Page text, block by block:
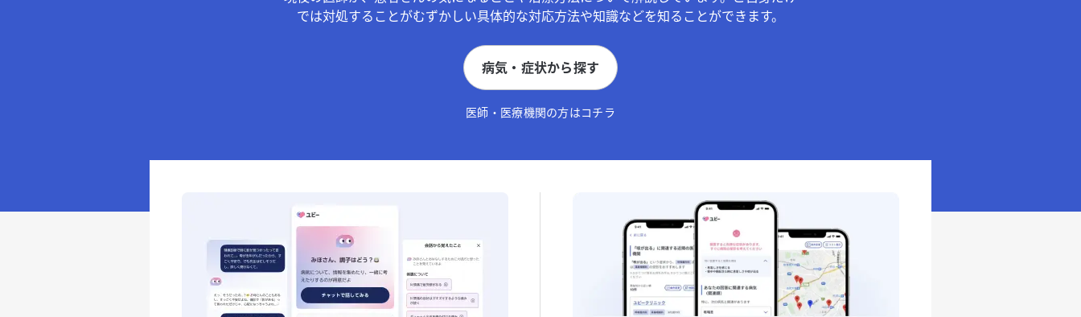
では対処することがむずかしい具体的な対応方法や知識などを知ることができます。
病気・症状から探す
医師・医療機関の方はコチラ